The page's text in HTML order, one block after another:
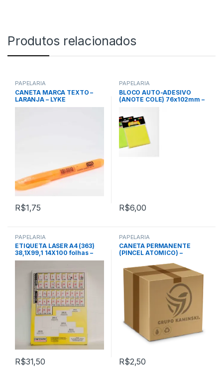
Produtos relacionados
PAPELARIA
CANETA MARCA TEXTO –
LARANJA – LYKE
R$1,75
PAPELARIA
BLOCO AUTO-ADESIVO
(ANOTE COLE) 76x102mm –
R$6,00
PAPELARIA
ETIQUETA LASER A4 (363)
38,1X99,1 14X100 folhas –
IMPRIMASTER
R$31,50
PAPELARIA
CANETA PERMANENTE
(PINCEL ATOMICO) –
R$2,50